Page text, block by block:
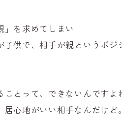
」を求めてしまい
子供で、相手が親というポ
とって、できないんですよ
心地がいい相手なんだけど。